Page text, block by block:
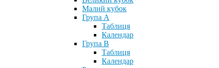
Малий кубок
Група А
Таблиця
Календар
Група В
Таблиця
Календар